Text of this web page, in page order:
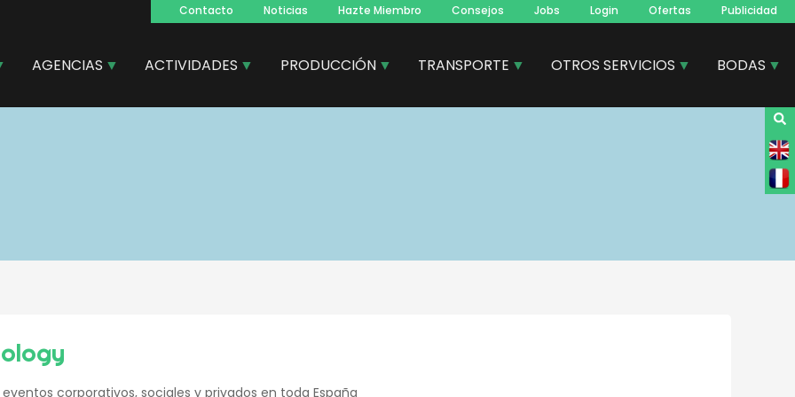
Navegacion
principal
Contacto Noticias Hazte Miembro Consejos Jobs Login Ofertas Publicidad
AGENCIAS ACTIVIDADES PRODUCCIÓN TRANSPORTE OTROS SERVICIOS BODAS
corporativos, sociales y privados en toda España